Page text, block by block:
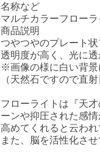
名称など
マルチカラーフロー
商品説明
つやつやのプレート
透明度が高く、光に
※画像の様に白い背景
（天然石ですので直
フローライトは『天
ーンや抑圧された感
高めてくれると云われ
また、脳を活性化さ